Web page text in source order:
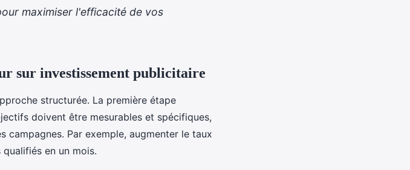
maximiser l'efficacité de vos
sur investissement publicitaire
structurée. La première étape
doivent être mesurables et spécifiques,
Par exemple, augmenter le taux
en un mois.